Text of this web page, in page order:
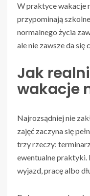
W praktyce wakacje
przypominają
normalnego życia
ale nie zawsze da się
Jak
wakacje
Najrozsądniej nie
zajęć zaczyna się
trzy rzeczy:
ewentualne praktyki.
wyjazd, pracę albo